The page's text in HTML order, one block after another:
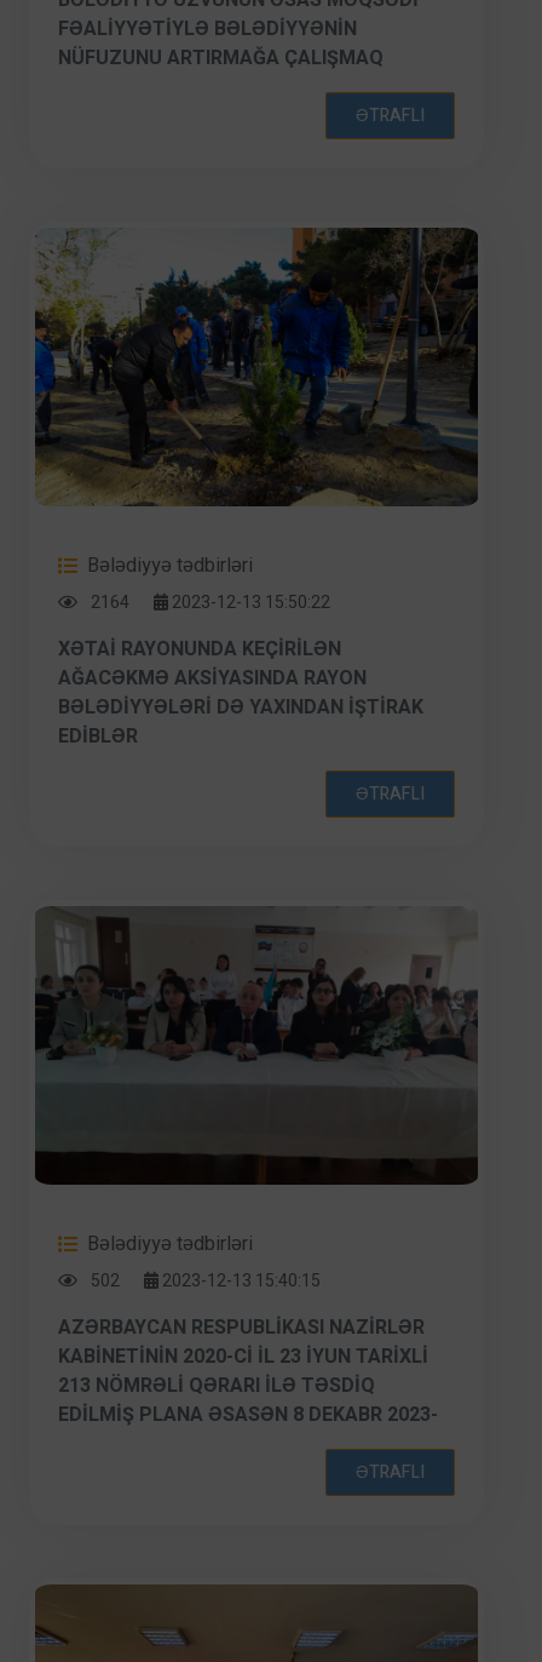
FƏALIYYƏTIYLƏ BƏLƏDIYYƏNIN
NÜFUZUNU ARTIRMAĞA ÇALIŞMAQ
ƏTRAFLI
Bələdiyyə tədbirləri
2164 2023-12-13 15:50:22
XƏTAI RAYONUNDA KEÇIRILƏN
AĞACƏKMƏ AKSIYASINDA RAYON
BƏLƏDIYYƏLƏRI DƏ YAXINDAN IŞTIRAK
EDIBLƏR
ƏTRAFLI
Bələdiyyə tədbirləri
502 2023-12-13 15:40:15
AZƏRBAYCAN RESPUBLIKASI NAZIRLƏR
KABINETININ 2020-CI IL 23 IYUN TARIXLI
213 NÖMRƏLI QƏRARI ILƏ TƏSDIQ
EDILMIŞ PLANA ƏSASƏN 8 DEKABR 2023-
CÜ IL TARIXDƏ XƏTAI RAYON İCRA
BƏLƏDIYYƏSI, XƏTAI RAYON QEYDIYYAT
ARASINDA AILƏ DƏYƏRLƏRININ TƏBLIĞI”
MÖHKƏMLƏNDIRILMƏSI VƏ INKIŞAFI”
ƏTRAFLI